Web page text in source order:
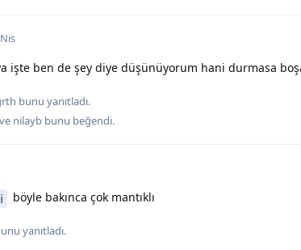
işte ben de şey diye düşünüyorum hani durmasa
bunu yanıtladı.
ve nilayb bunu beğendi.
böyle bakınca çok mantıklı
yanıtladı.